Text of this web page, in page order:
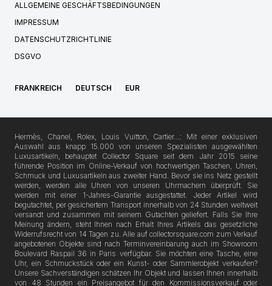
ALLGEMEINE GESCHÄFTSBEDINGUNGEN
IMPRESSUM
DATENSCHUTZRICHTLINIE
DSGVO
FRANKREICH DEUTSCH EUR
Hermès, Chanel, Rolex, Louis Vuitton, Cartier…: Mit einer exklusiven
Auswahl aus knapp 15.000 von unseren Spezialisten ausgewählten
Luxusartikeln, behauptet Collector Square seit dem Jahr 2015 seine
führende Position im Online-Verkauf von hochwertigen Taschen, Uhren,
Schmuck und Luxusartikeln aus zweiter Hand. Bevor sie ins Netz gestellt
werden, werden alle Uhren von unseren Uhrmachern überprüft. Sie
werden mit einer 1-Jahres-Garantie ausgestattet. Jeder Artikel wird
begutachtet, per gesichertem Transport innerhalb von 24 Stunden weltweit
versandt und zusammen mit seinem Gutachten geliefert. Falls Sie Ihre
Meinung ändern, steht Ihnen nach Erhalt Ihres Artikels das gesetzliche
Widerrufsrecht von 14 Tagen zu. Alle auf collectorsquare.com zum Verkauf
angebotenen Objekte sind nach Terminvereinbarung auch im Showroom
Boulevard Raspail 36 in Paris verfügbar. Sie möchten eine Tasche, eine
Uhr, ein Schmuckstück oder ein Kunst- oder Sammlerobjekt verkaufen?
Unsere Sachverständigen schätzen Ihr Objekt und lassen Ihnen innerhalb
von 48 Stunden ein Preisangebot für den Kommissionsverkauf oder